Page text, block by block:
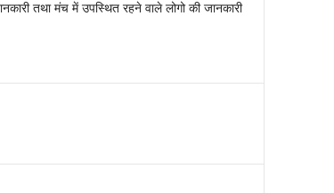
तथा मंच में उपस्थित रहने वाले लोगो की जानकारी